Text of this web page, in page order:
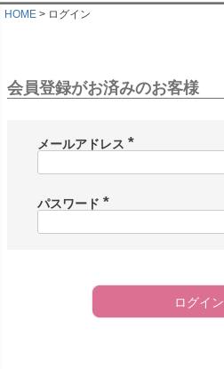
HOME ログイン
会員登録がお済みのお客様
メールアドレス
パスワード
ログイン